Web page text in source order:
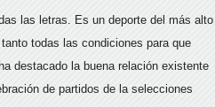
las letras. Es un deporte del más alto
todas las condiciones para que
destacado la buena relación existente
de partidos de la selecciones